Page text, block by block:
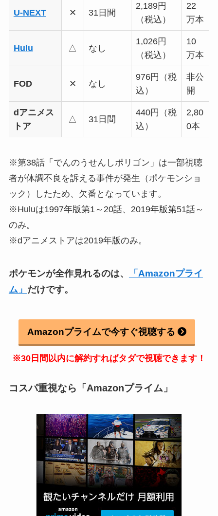
U-NEXT ✕ 31日間
2,189円
（税込）
22
万本
Hulu △ なし
1,026円
（税込）
10
万本
FOD ✕ なし
976円（税
込）
非公
開
dアニメス
トア
△ 31日間
440円（税
込）
2,80
0本
※第38話「でんのうせんしポリゴン」は一部視聴
者が体調不良を訴える事件が発生（ポケモンショ
ック）したため、欠番となっています。
※Huluは1997年版第1～20話、2019年版第51話～
のみ。
※dアニメストアは2019年版のみ。
ポケモンが全作見れるのは、
「Amazonプライ
ム」 だけです。
Amazonプライムで今すぐ視聴する
※30日間以内に解約すればタダで視聴できます！
コスパ重視なら「Amazonプライム」